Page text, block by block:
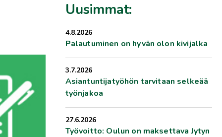
Uusimmat:
4.8.2026
Palautuminen on hyvän olon kivijalka
3.7.2026
Asiantuntijatyöhön tarvitaan selkeää
työnjakoa
27.6.2026
Työvoitto: Oulun on maksettava Jytyn